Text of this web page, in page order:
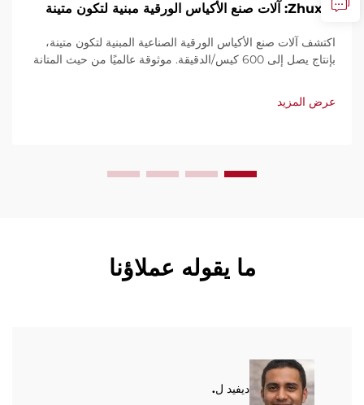
Zhuxin: آلات صنع الأكياس الورقية مبنية لتكون متينة
اكتشف آلات صنع الأكياس الورقية الصناعية المبنية لتكون متينة،
بإنتاج يصل إلى 600 كيس/الدقيقة. موثوقة عالميًا من حيث المتانة
وخدمة سريعة. اطلب عرض سعر اليوم.
عرض المزيد
ما يقوله عملاؤنا
ديفيد ل.